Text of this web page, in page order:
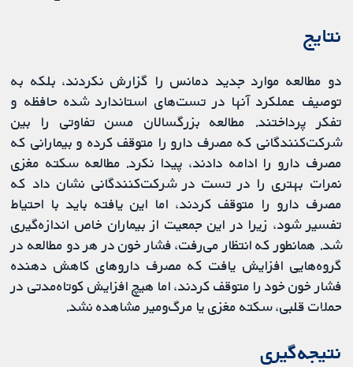
نتایج
دو مطالعه موارد جدید دمانس را گزارش نکردند، بلکه به
توصیف عملکرد آنها در تست‌های استاندارد شده حافظه و
تفکر پرداختند. مطالعه بزرگسالان مسن تفاوتی را بین
شرکت‌کنندگانی که مصرف دارو را متوقف کرده و بیمارانی که
مصرف دارو را ادامه دادند، پیدا نکرد. مطالعه سکته مغزی
نمرات بهتری را در تست در شرکت‌کنندگانی نشان داد که
مصرف دارو را متوقف کردند، اما این یافته باید با احتیاط
تفسیر شود، زیرا در این جمعیت از بیماران خاص اندازه‌گیری
شد. همانطور که انتظار می‌رفت، فشار خون در هر دو مطالعه در
گروه‌هایی افزایش یافت که مصرف داروهای کاهش دهنده
فشار خون خود را متوقف کردند، اما هیچ افزایش کوتاه‌مدتی در
حملات قلبی، سکته مغزی یا مرگ‌ومیر مشاهده نشد.
نتیجه‌گیری